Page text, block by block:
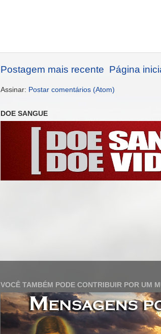
Postagem mais recente Página
Assinar: Postar comentários (Atom)
DOE SANGUE
VOCÊ TAMBÉM PODE CONTRIBUIR POR UM